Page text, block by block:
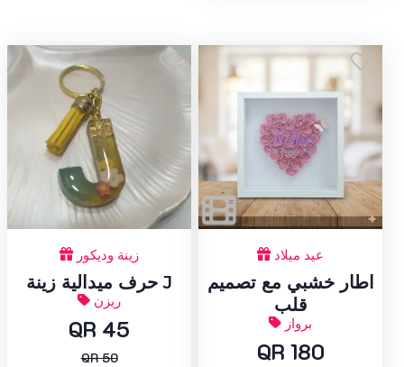
زينة وديكور
حرف ميدالية زينة J
ريزن
QR 45
QR 50
عيد ميلاد
اطار خشبي مع تصميم
قلب
برواز
QR 180